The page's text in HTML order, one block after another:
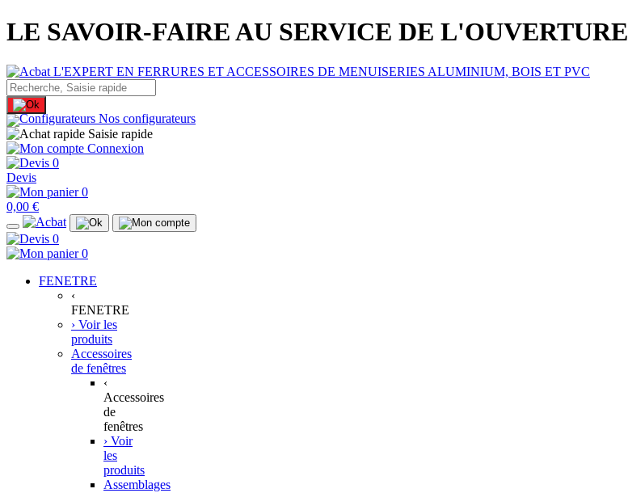
LE SAVOIR-FAIRE AU SERVICE DE L'OUVERTURE
Nos configurateurs
Saisie rapide
Connexion
0
Devis
0
0,00 €
0
0
FENETRE
‹
FENETRE
› Voir les
produits
Accessoires
de fenêtres
‹
Accessoires
de
fenêtres
› Voir
les
produits
Assemblages